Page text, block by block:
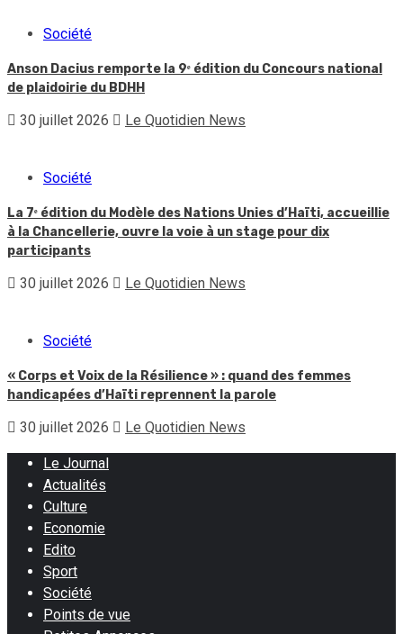
Société
Anson Dacius remporte la 9ᵉ édition du Concours national
de plaidoirie du BDHH
30 juillet 2026 Le Quotidien News
Société
La 7ᵉ édition du Modèle des Nations Unies d’Haïti, accueillie
à la Chancellerie, ouvre la voie à un stage pour dix
participants
30 juillet 2026 Le Quotidien News
Société
« Corps et Voix de la Résilience » : quand des femmes
handicapées d’Haïti reprennent la parole
30 juillet 2026 Le Quotidien News
Le Journal
Actualités
Culture
Economie
Edito
Sport
Société
Points de vue